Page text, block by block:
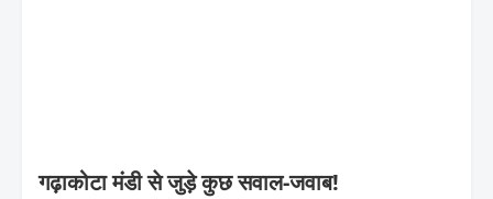
गढ़ाकोटा मंडी से जुड़े कुछ सवाल-जवाब!